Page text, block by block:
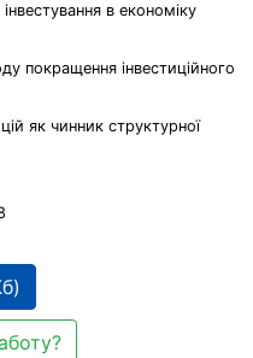
в економіку
покращення інвестиційного
як чинник структурної